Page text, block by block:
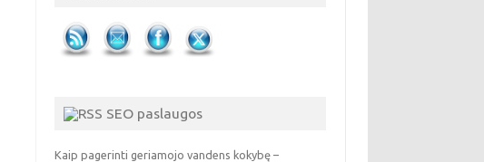
SEO paslaugos
Kaip pagerinti geriamojo vandens kokybę –